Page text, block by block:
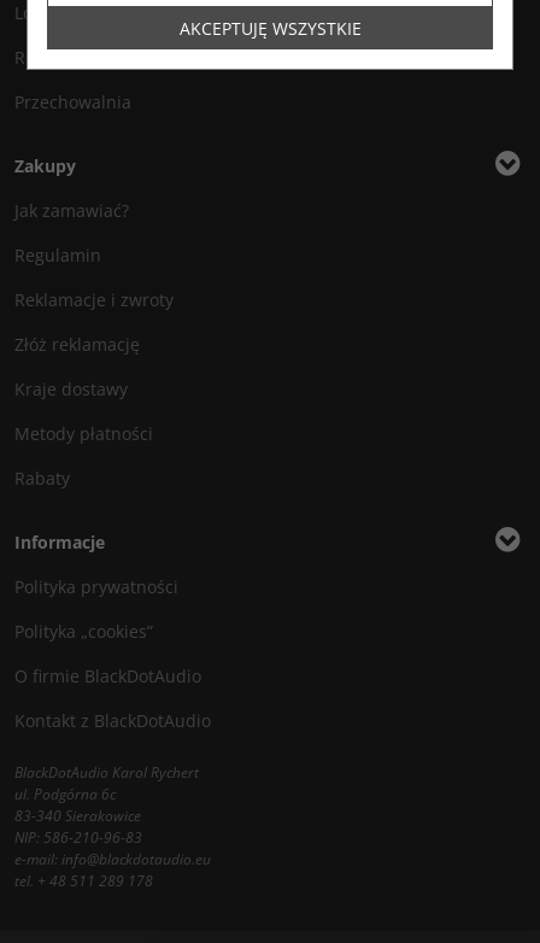
Logowanie
Rejestracja
Przechowalnia
Zakupy
Jak zamawiać?
Regulamin
Reklamacje i zwroty
Złóż reklamację
Kraje dostawy
Metody płatności
Rabaty
Informacje
Polityka prywatności
Polityka „cookies”
O firmie BlackDotAudio
Kontakt z BlackDotAudio
BlackDotAudio Karol Rychert
ul. Podgórna 6c
83-340 Sierakowice
NIP: 586-210-96-83
e-mail:info@blackdotaudio.eu
tel. + 48 511 289 178
AKCEPTUJĘ WSZYSTKIE